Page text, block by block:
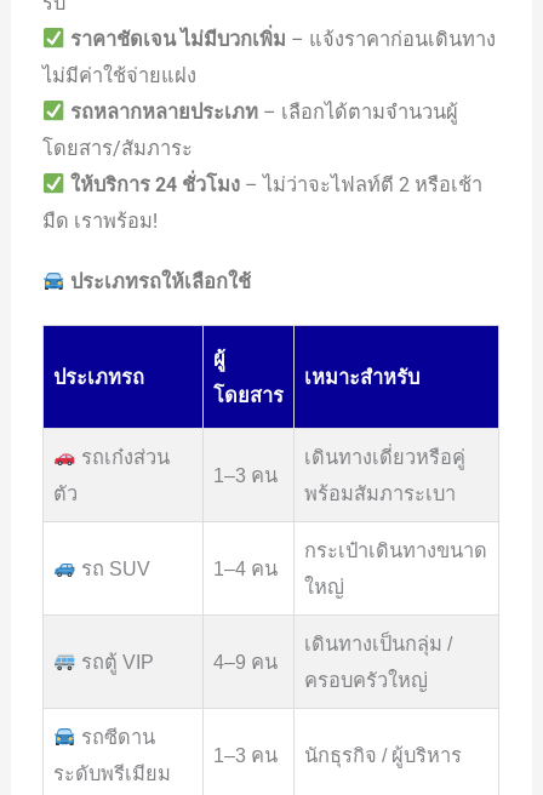
ราคาชัดเจน ไม่มีบวกเพิ่ม – แจ้งราคาก่อนเดินทาง
ไม่มีค่าใช้จ่ายแฝง
รถหลากหลายประเภท– เลือกได้ตามจำนวนผู้
โดยสาร/สัมภาระ
ให้บริการ 24 ชั่วโมง– ไม่ว่าจะไฟลท์ตี 2 หรือเช้า
มืด เราพร้อม!
ประเภทรถให้เลือกใช้
ประเภทรถ
ผู้
โดยสาร
เหมาะสำหรับ
รถเก๋งส่วน
ตัว
1–3 คน
เดินทางเดี่ยวหรือคู่
พร้อมสัมภาระเบา
รถ SUV 1–4 คน
กระเป๋าเดินทางขนาด
ใหญ่
รถตู้ VIP 4–9 คน
เดินทางเป็นกลุ่ม /
ครอบครัวใหญ่
รถซีดาน
ระดับพรีเมียม
1–3 คน นักธุรกิจ / ผู้บริหาร